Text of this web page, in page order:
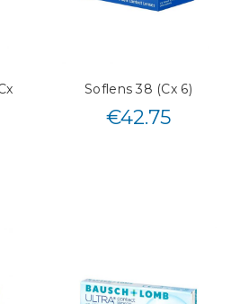
Soflens 38 (Cx 6)
€42.75